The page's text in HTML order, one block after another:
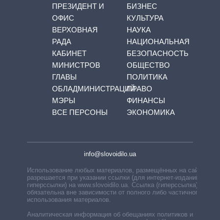
ПРЕЗИДЕНТ И
ОФИС
ВЕРХОВНАЯ
РАДА
КАБИНЕТ
МИНИСТРОВ
ГЛАВЫ
ОБЛАДМИНИСТРАЦИЙ
МЭРЫ
ВСЕ ПЕРСОНЫ
БИЗНЕС
КУЛЬТУРА
НАУКА
НАЦИОНАЛЬНАЯ
БЕЗОПАСНОСТЬ
ОБЩЕСТВО
ПОЛИТИКА
ПРАВО
ФИНАНСЫ
ЭКОНОМИКА
info@slovoidilo.ua
Использование любых материалов, размещённых на сайте,
разрешается при указании ссылки (для интернет-изданий —
гиперссылки) на www.slovoidilo.ua. Ссылка (гиперссылка)
обязательна вне зависимости от полного либо частичного
использования материалов.
Аналитическая информация об обещаниях политиков и